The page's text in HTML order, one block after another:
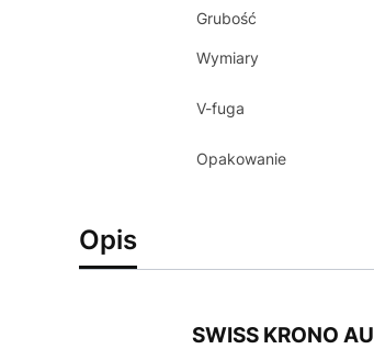
Grubość
Wymiary
V-fuga
Opakowanie
Opis
SWISS KRONO